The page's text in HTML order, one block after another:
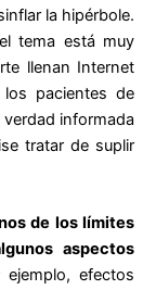
la hipérbole.
tema está muy
llenan Internet
pacientes de
informada
tratar de suplir
de los límites
aspectos
ejemplo, efectos